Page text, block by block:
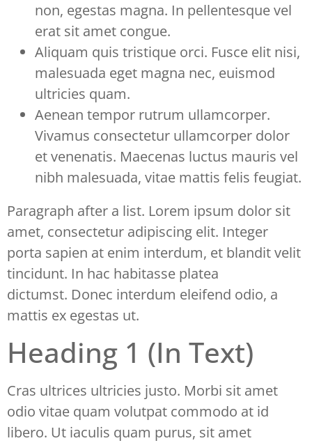
non, egestas magna. In pellentesque vel
erat sit amet congue.
Aliquam quis tristique orci. Fusce elit nisi,
malesuada eget magna nec, euismod
ultricies quam.
Aenean tempor rutrum ullamcorper.
Vivamus consectetur ullamcorper dolor
et venenatis. Maecenas luctus mauris vel
nibh malesuada, vitae mattis felis feugiat.
Paragraph after a list. Lorem ipsum dolor sit
amet, consectetur adipiscing elit. Integer
porta sapien at enim interdum, et blandit velit
tincidunt. In hac habitasse platea
dictumst. Donec interdum eleifend odio, a
mattis ex egestas ut.
Heading 1 (In Text)
Cras ultrices ultricies justo. Morbi sit amet
odio vitae quam volutpat commodo at id
libero. Ut iaculis quam purus, sit amet